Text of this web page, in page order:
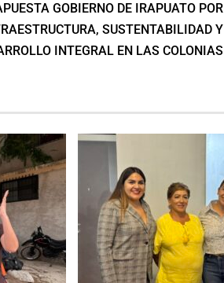
GOBIERNO DE IRAPUATO POR
SUSTENTABILIDAD Y
INTEGRAL EN LAS COLONIAS